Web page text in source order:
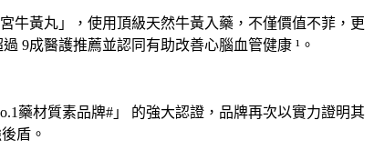
牛黃丸」，使用頂級天然牛黃入藥，不僅價值不菲，更
9成醫護推薦並認同有助改善心腦血管健康 ¹。
藥材質素品牌#」 的強大認證，品牌再次以實力證明其
盾。